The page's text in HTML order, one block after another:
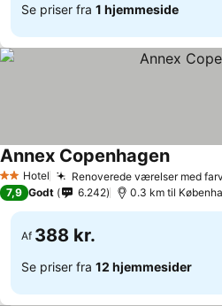
Se priser fra 1 hjemmeside
2 Stjerner
Hotel Renoverede værelser med
Annex CopenhagenSe priser
7,9 Godt 6.242 0.3 km til
Af 388 kr.
Se priser fra 12 hjemmesider